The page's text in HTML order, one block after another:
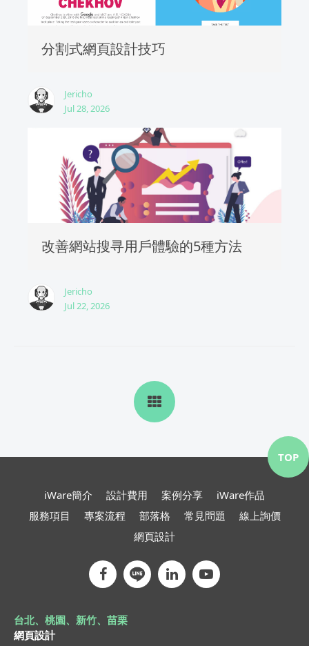
分割式網頁設計技巧
Jericho
Jul 28, 2026
改善網站搜寻用戶體驗的5種方法
Jericho
Jul 22, 2026
iWare簡介 設計費用 案例分享
iWare作品
服務項目
專案流程 部落格 常見問題
線上詢價
網頁設計
台北、桃園、新竹、苗栗
網頁設計
TOP